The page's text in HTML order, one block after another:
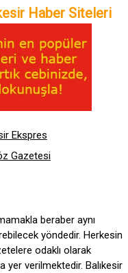
Haber Siteleri
Ekspres
Gazetesi
beraber aynı
yöndedir. Herkesin
odaklı olarak
yer verilmektedir. Balıkesir